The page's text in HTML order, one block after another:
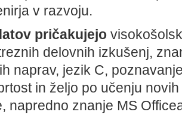
v razvoju.
pričakujejo
delovnih izkušenj,
naprav, jezik C,
in željo po učenju
napredno znanje MS